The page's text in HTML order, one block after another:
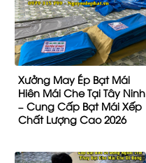
Xưởng May Ép Bạt Mái
Hiên Mái Che Tại Tây Ninh
– Cung Cấp Bạt Mái Xếp
Chất Lượng Cao 2026